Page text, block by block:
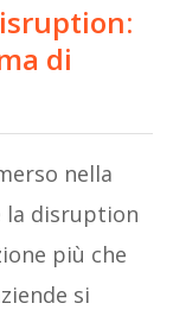
di
nella
la disruption
più che
si